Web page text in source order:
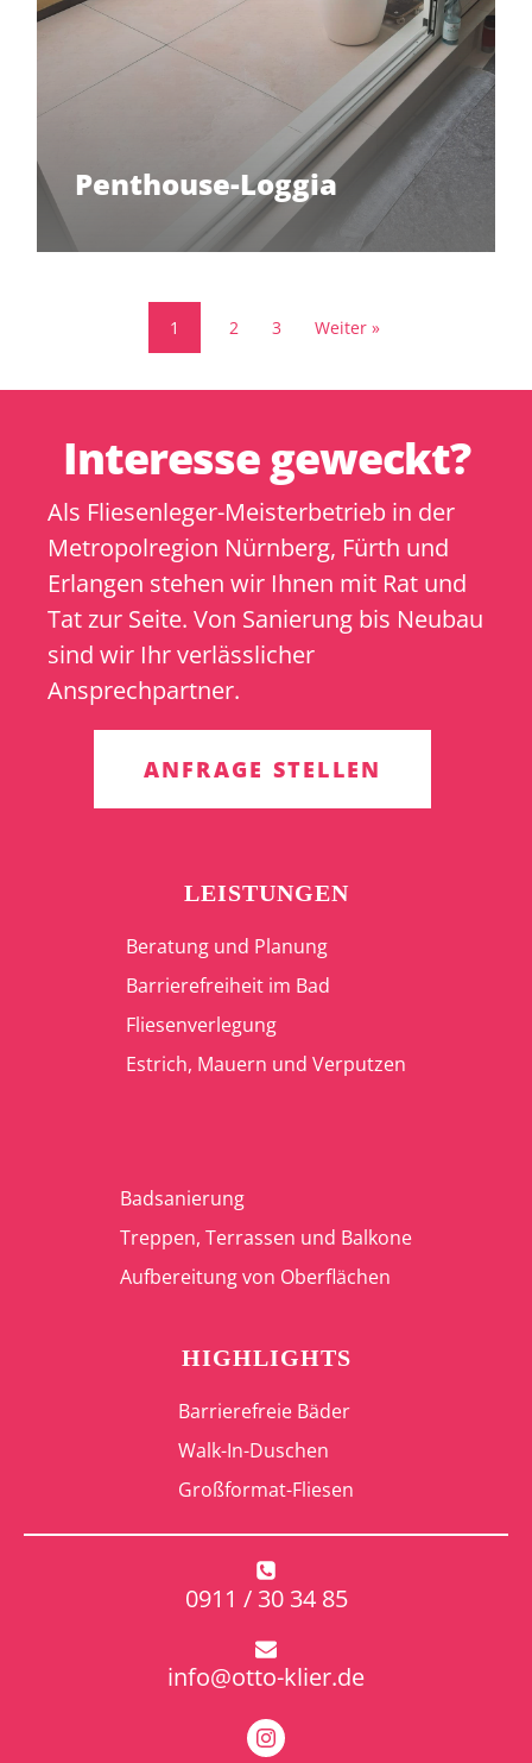
Penthouse-Loggia
1 2 3 Weiter »
Interesse geweckt?
Als Fliesenleger-Meisterbetrieb in der
Metropolregion Nürnberg, Fürth und
Erlangen stehen wir Ihnen mit Rat und
Tat zur Seite. Von Sanierung bis Neubau
sind wir Ihr verlässlicher
Ansprechpartner.
ANFRAGE STELLEN
LEISTUNGEN
Beratung und Planung
Barrierefreiheit im Bad
Fliesenverlegung
Estrich, Mauern und Verputzen
Badsanierung
Treppen, Terrassen und Balkone
Aufbereitung von Oberflächen
HIGHLIGHTS
Barrierefreie Bäder
Walk-In-Duschen
Großformat-Fliesen
0911 / 30 34 85
info@otto-klier.de